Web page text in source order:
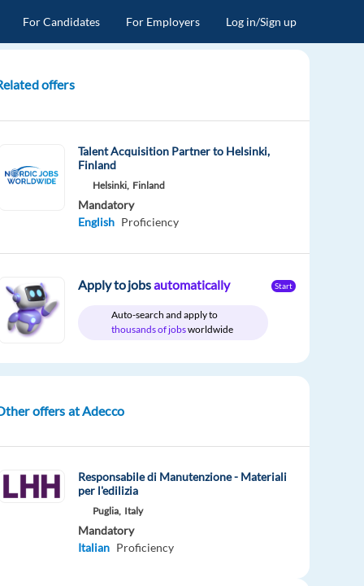
For Candidates For Employers Log in/Sign up
offers
Talent Acquisition Partner to Helsinki,
Finland
Helsinki, Finland
Mandatory
English Proficiency
Apply to jobsautomatically
Auto-search and apply to
thousands of jobsworldwide
Start
offers at Adecco
Responsabile di Manutenzione - Materiali
per l'edilizia
Puglia, Italy
Mandatory
Italian Proficiency